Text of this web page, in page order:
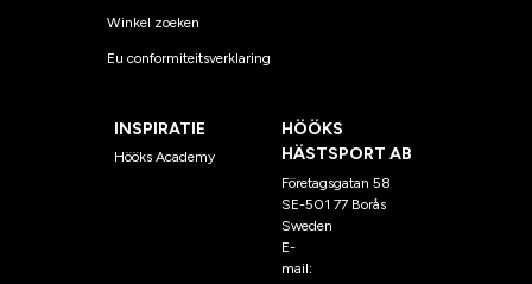
Winkel zoeken
Eu conformiteitsverklaring
INSPIRATIE
Hööks Academy
HÖÖKS
HÄSTSPORT AB
Företagsgatan 58
SE-501 77 Borås
Sweden
E-
mail: